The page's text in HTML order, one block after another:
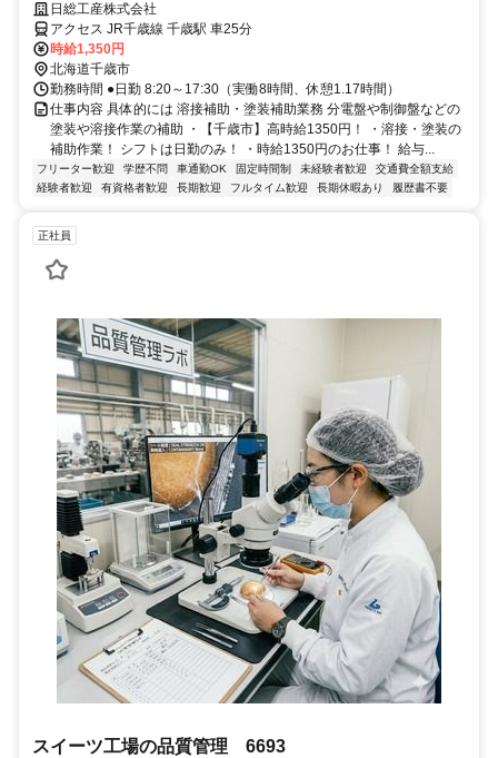
日総工産株式会社
アクセス JR千歳線 千歳駅 車25分
時給1,350円
北海道千歳市
勤務時間 ●日勤 8:20～17:30（実働8時間、休憩1.17時間）
仕事内容 具体的には 溶接補助・塗装補助業務 分電盤や制御盤などの
塗装や溶接作業の補助 ・【千歳市】高時給1350円！ ・溶接・塗装の
補助作業！ シフトは日勤のみ！ ・時給1350円のお仕事！ 給与...
フリーター歓迎 学歴不問 車通勤OK 固定時間制 未経験者歓迎
交通費全額支給
経験者歓迎
有資格者歓迎 長期歓迎 フルタイム歓迎 長期休暇あり 履歴書不要
正社員
スイーツ工場の品質管理 6693